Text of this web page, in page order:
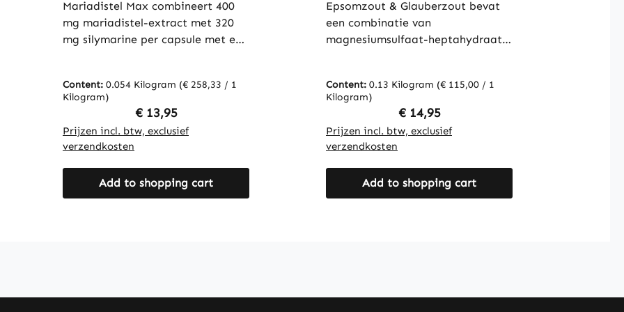
immuunsysteem, schildklier en
meer | Warnke Vitalstoffe
Mariadistel Max combineert 400
mg mariadistel-extract met 320
mg silymarine per capsule met een
paardenbloem- en artisjokextract
evenals choline, spirulina, chlorella,
alfa-liponzuur, selenium en
vitamine B12. Deze hoogwaardige
plantaardige capsules van
hydroxypropylmethylcellulose,
Content: 0.054 Kilogram (€ 258,33 / 1
Kilogram)
Regular price:
€ 13,95
Prijzen incl. btw, exclusief
verzendkosten
Add to shopping cart
Epsomzout & Glauberzout bevat
een combinatie van
magnesiumsulfaat-heptahydraat
gebruikt in verschillende
toepassingen en zijn aanwezig in
120 capsules en biedt een
inname. Microkristallijne cellulose
wordt gebruikt als vulstof en de
Content: 0.13 Kilogram (€ 115,00 / 1
Kilogram)
Regular price:
€ 14,95
Prijzen incl. btw, exclusief
verzendkosten
Add to shopping cart